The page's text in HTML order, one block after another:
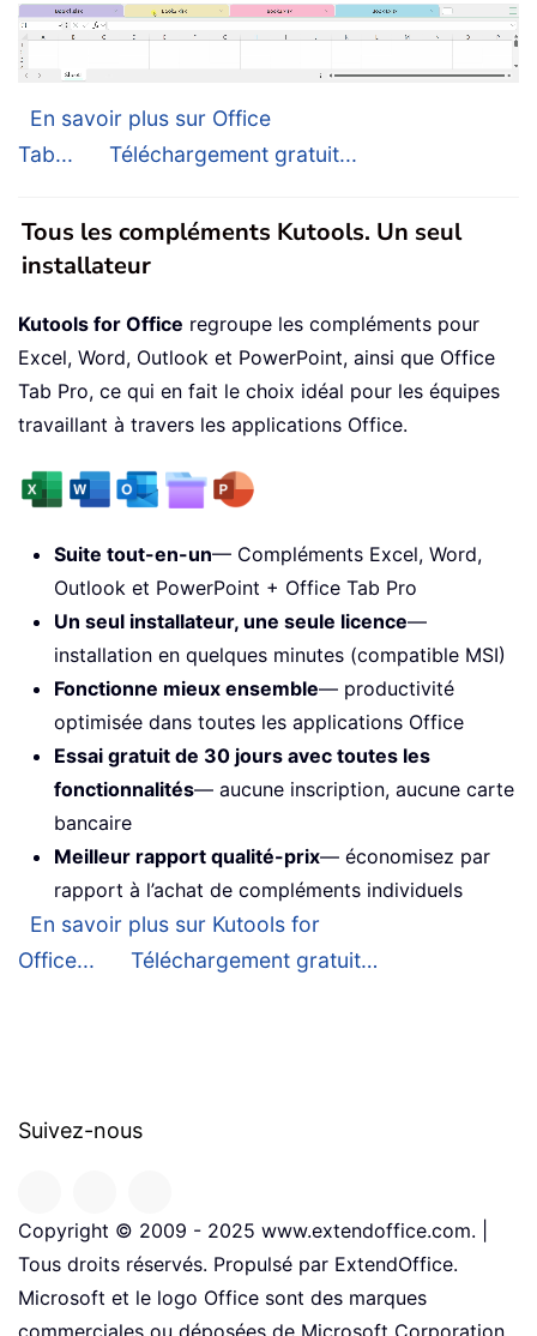
En savoir plus sur Office
Tab...
Téléchargement gratuit...
Tous les compléments Kutools. Un seul
installateur
Kutools for Office regroupe les compléments pour
Excel, Word, Outlook et PowerPoint, ainsi que Office
Tab Pro, ce qui en fait le choix idéal pour les équipes
travaillant à travers les applications Office.
Suite tout-en-un— Compléments Excel, Word,
Outlook et PowerPoint + Office Tab Pro
Un seul installateur, une seule licence—
installation en quelques minutes (compatible MSI)
Fonctionne mieux ensemble— productivité
optimisée dans toutes les applications Office
Essai gratuit de 30 jours avec toutes les
fonctionnalités— aucune inscription, aucune carte
bancaire
Meilleur rapport qualité-prix— économisez par
rapport à l’achat de compléments individuels
En savoir plus sur Kutools for
Office...
Téléchargement gratuit…
Suivez-nous
Copyright © 2009 - 2025 www.extendoffice.com. |
Tous droits réservés. Propulsé par ExtendOffice.
Microsoft et le logo Office sont des marques
commerciales ou déposées de Microsoft Corporation